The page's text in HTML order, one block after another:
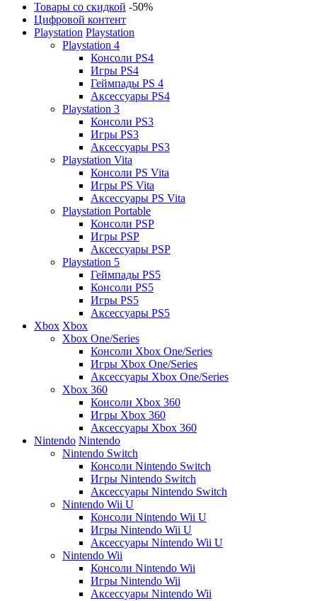
Товары со скидкой -50%
Цифровой контент
Playstation Playstation
Playstation 4
Консоли PS4
Игры PS4
Геймпады PS 4
Аксессуары PS4
Playstation 3
Консоли PS3
Игры PS3
Аксессуары PS3
Playstation Vita
Консоли PS Vita
Игры PS Vita
Аксессуары PS Vita
Playstation Portable
Консоли PSP
Игры PSP
Аксессуары PSP
Playstation 5
Геймпады PS5
Консоли PS5
Игры PS5
Аксессуары PS5
Xbox Xbox
Xbox One/Series
Консоли Xbox One/Series
Игры Xbox One/Series
Аксессуары Xbox One/Series
Xbox 360
Консоли Xbox 360
Игры Xbox 360
Аксессуары Xbox 360
Nintendo Nintendo
Nintendo Switch
Консоли Nintendo Switch
Игры Nintendo Switch
Аксессуары Nintendo Switch
Nintendo Wii U
Консоли Nintendo Wii U
Игры Nintendo Wii U
Аксессуары Nintendo Wii U
Nintendo Wii
Консоли Nintendo Wii
Игры Nintendo Wii
Аксессуары Nintendo Wii